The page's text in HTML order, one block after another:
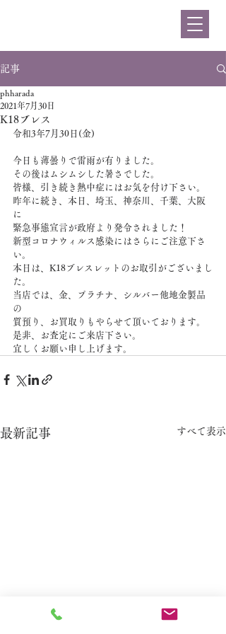
記事
K18ブレス
phharada
2021年7月30日
令和3年7月30日(金)
今日も薄曇りで雷雨が有りました。
その後はムシムシした暑さでした。
皆様、引き続き熱中症にはお気を付け下さい。
昨年に続き、本日、埼玉、神奈川、千葉、大阪
に
緊急事態宣言が政府より発令されました！
新型コロナウィルス感染にはさらにご注意下さ
い。
本日は、K18ブレスレットのお取引がございまし
た。
当店では、金、プラチナ、シルバー他地金製品
の
質預り、お買取りもやらせて頂いております。
是非、お査定にご来店下さい。
宜しくお願い申し上げます。
最新記事 すべて表示